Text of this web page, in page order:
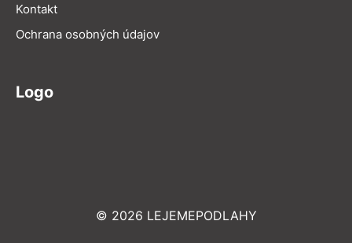
Kontakt
Ochrana osobných údajov
Logo
© 2026 LEJEMEPODLAHY